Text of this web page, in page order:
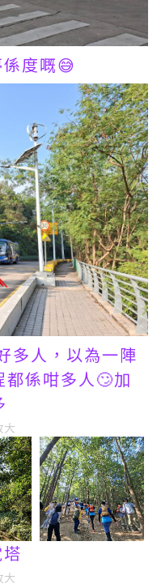
度嘅😅
多人，以為一陣
係咁多人🙄加
大
大